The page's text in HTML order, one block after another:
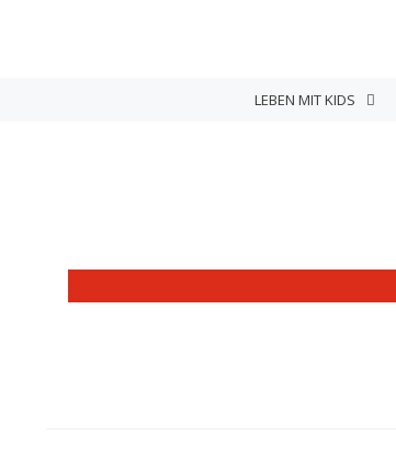
LEBEN MIT KIDS